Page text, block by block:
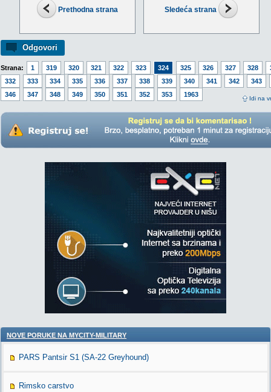
Prethodna strana Sledeća strana
Odgovori
Strana: 1 319 320 321 322 323 324 325 326 327 328
332
333 334 335 336 337 338 339 340 341 342
343
346
347 348 349 350 351 352 353 1963
Idi na
NOVE PORUKE NA MYCITY-MILITARY
PARS Pantsir S1 (SA-22 Greyhound)
Rimsko carstvo